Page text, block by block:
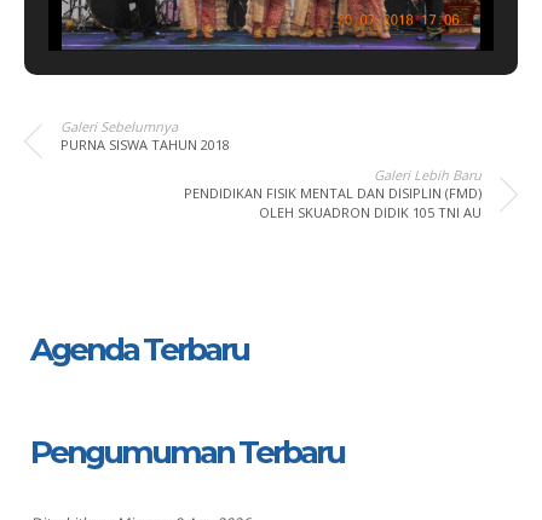
Galeri Sebelumnya
PURNA SISWA TAHUN 2018
Galeri Lebih Baru
PENDIDIKAN FISIK MENTAL DAN DISIPLIN (FMD)
OLEH SKUADRON DIDIK 105 TNI AU
Agenda Terbaru
Pengumuman Terbaru